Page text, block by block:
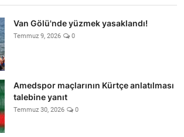
Van Gölü'nde yüzmek yasaklandı!
Temmuz 9, 2026 0
Amedspor maçlarının Kürtçe anlatılması
talebine yanıt
Temmuz 30, 2026 0